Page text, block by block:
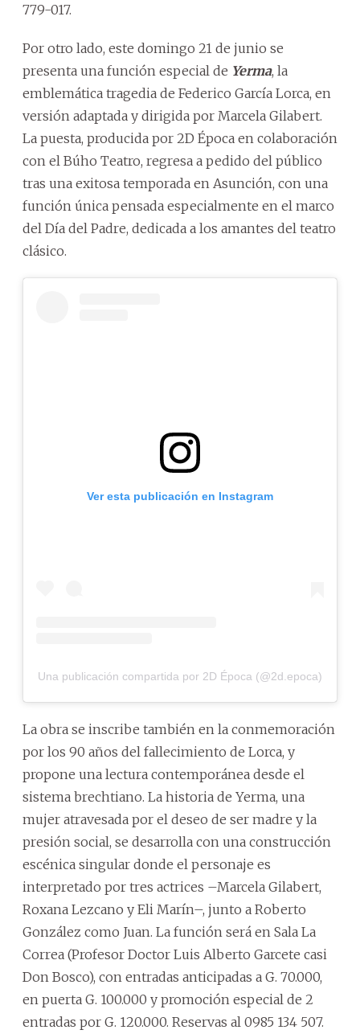
779-017.
Por otro lado, este domingo 21 de junio se
presenta una función especial de Yerma, la
emblemática tragedia de Federico García Lorca, en
versión adaptada y dirigida por Marcela Gilabert.
La puesta, producida por 2D Época en colaboración
con el Búho Teatro, regresa a pedido del público
tras una exitosa temporada en Asunción, con una
función única pensada especialmente en el marco
del Día del Padre, dedicada a los amantes del teatro
clásico.
Ver esta publicación en Instagram
Una publicación compartida por 2D Época (@2d.epoca)
La obra se inscribe también en la conmemoración
por los 90 años del fallecimiento de Lorca, y
propone una lectura contemporánea desde el
sistema brechtiano. La historia de Yerma, una
mujer atravesada por el deseo de ser madre y la
presión social, se desarrolla con una construcción
escénica singular donde el personaje es
interpretado por tres actrices –Marcela Gilabert,
Roxana Lezcano y Eli Marín–, junto a Roberto
González como Juan. La función será en Sala La
Correa (Profesor Doctor Luis Alberto Garcete casi
Don Bosco), con entradas anticipadas a G. 70.000,
en puerta G. 100.000 y promoción especial de 2
entradas por G. 120.000. Reservas al 0985 134 507.